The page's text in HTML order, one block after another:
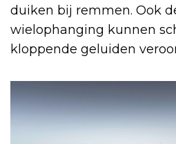
duiken bij remmen. Ook
wielophanging kunnen
kloppende geluiden